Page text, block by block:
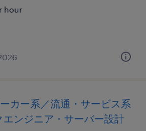
hour
カー系／流通・サービス系
エンジニア・サーバー設計